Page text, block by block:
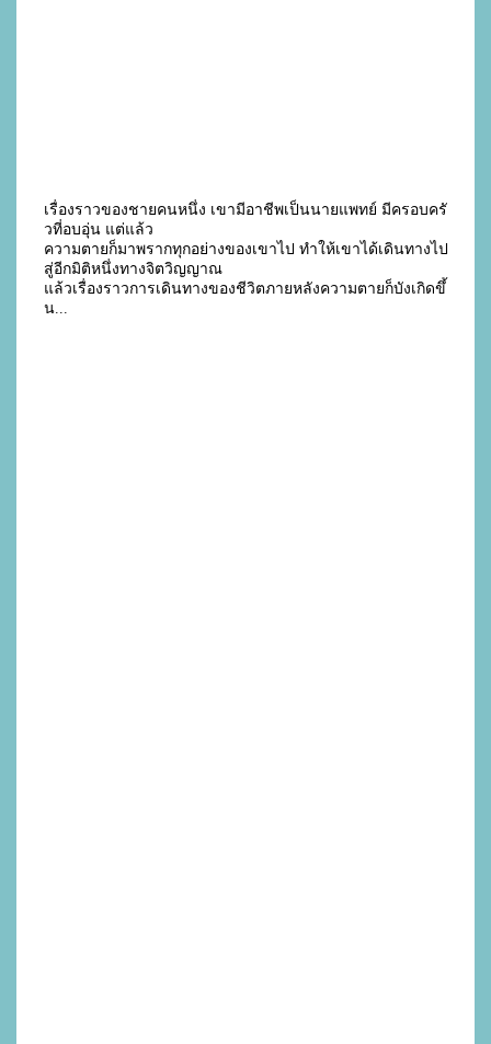
เรื่องราวของชายคนหนึ่ง เขามีอาชีพเป็นนายแพทย์ มีครอบครั
วที่อบอุ่น แต่แล้ว
ความตายก็มาพรากทุกอย่างของเขาไป ทำให้เขาได้เดินทางไป
สู่อีกมิติหนึ่งทางจิตวิญญาณ
แล้วเรื่องราวการเดินทางของชีวิตภายหลังความตายก็บังเกิดขึ้
น...